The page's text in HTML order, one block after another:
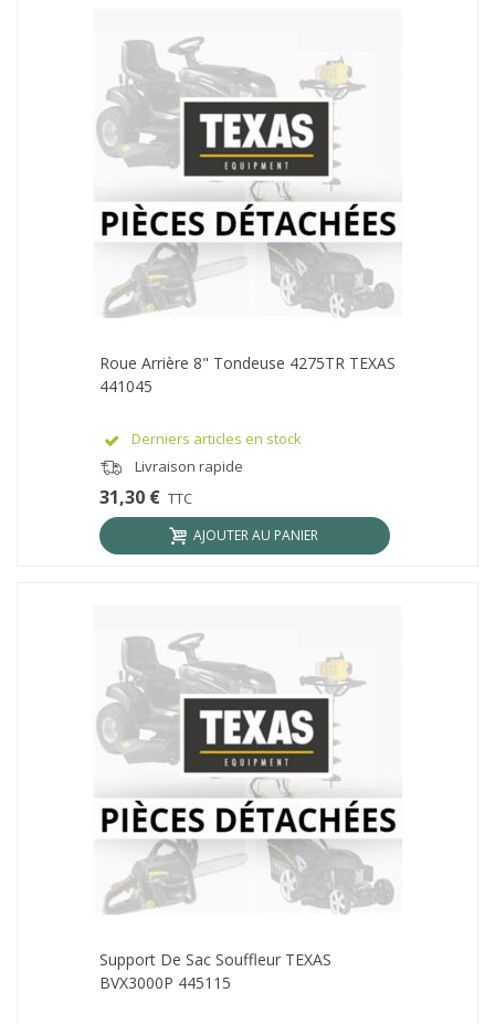
Roue Arrière 8" Tondeuse 4275TR TEXAS
441045
Derniers articles en stock
Livraison rapide
31,30 € TTC
AJOUTER AU PANIER
Support De Sac Souffleur TEXAS
BVX3000P 445115